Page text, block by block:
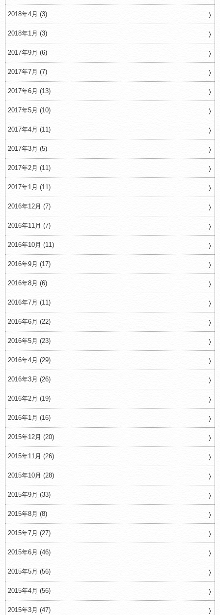
2018年4月 (3)
2018年1月 (3)
2017年9月 (6)
2017年7月 (7)
2017年6月 (13)
2017年5月 (10)
2017年4月 (11)
2017年3月 (5)
2017年2月 (11)
2017年1月 (11)
2016年12月 (7)
2016年11月 (7)
2016年10月 (11)
2016年9月 (17)
2016年8月 (6)
2016年7月 (11)
2016年6月 (22)
2016年5月 (23)
2016年4月 (29)
2016年3月 (26)
2016年2月 (19)
2016年1月 (16)
2015年12月 (20)
2015年11月 (26)
2015年10月 (28)
2015年9月 (33)
2015年8月 (8)
2015年7月 (27)
2015年6月 (46)
2015年5月 (56)
2015年4月 (56)
2015年3月 (47)